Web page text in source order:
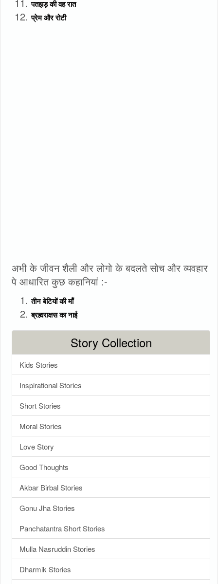
पतझड़ की वह रात
प्रेम और रोटी
अभी के जीवन शैली और लोगो के बदलते सोच और व्यवहार
पे आधारित कुछ कहानियां :-
तीन बेटियों की माँ
ब्रह्मराक्षस का नाई
Story Collection
Kids Stories
Inspirational Stories
Short Stories
Moral Stories
Love Story
Good Thoughts
Akbar Birbal Stories
Gonu Jha Stories
Panchatantra Short Stories
Mulla Nasruddin Stories
Dharmik Stories